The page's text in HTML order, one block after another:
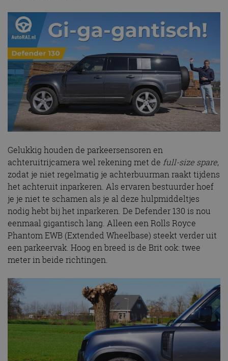
Gelukkig houden de parkeersensoren en
achteruitrijcamera wel rekening met de full-size spare,
zodat je niet regelmatig je achterbuurman raakt tijdens
het achteruit inparkeren. Als ervaren bestuurder hoef
je je niet te schamen als je al deze hulpmiddeltjes
nodig hebt bij het inparkeren. De Defender 130 is nou
eenmaal gigantisch lang. Alleen een Rolls Royce
Phantom EWB (Extended Wheelbase) steekt verder uit
een parkeervak. Hoog en breed is de Brit ook: twee
meter in beide richtingen.